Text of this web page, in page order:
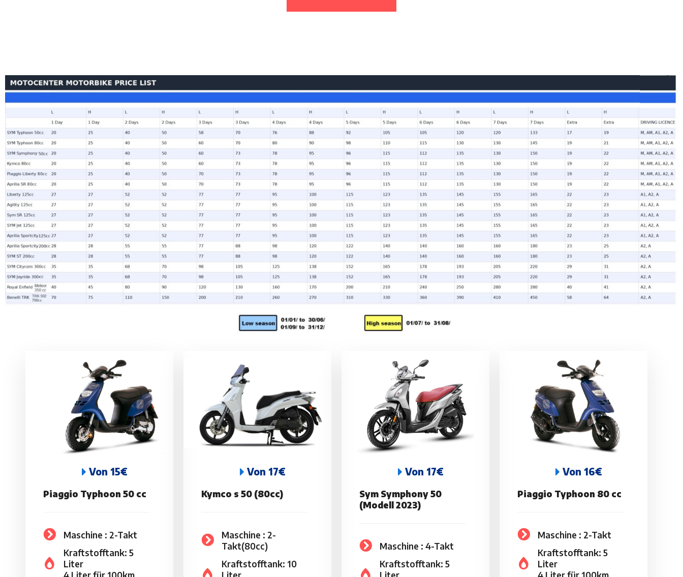
Von 15€
Piaggio Typhoon 50 cc
Maschine : 2-Takt
Kraftstofftank: 5
Liter
Von 17€
Kymco s 50 (80cc)
Maschine : 2-
Takt(80cc)
Kraftstofftank: 10
Von 17€
Sym Symphony 50
(Modell 2023)
Maschine : 4-Takt
Kraftstofftank: 5
Von 16€
Piaggio Typhoon 80 cc
Maschine : 2-Takt
Kraftstofftank: 5
Liter